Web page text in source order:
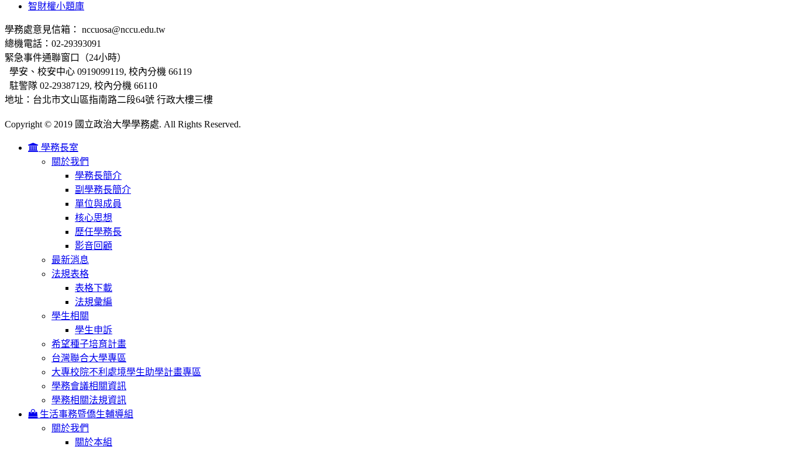
智財權小題庫
學務處意見信箱： nccuosa@nccu.edu.tw
總機電話：02-29393091
緊急事件通聯窗口（24小時）
學安、校安中心 0919099119, 校內分機 66119
駐警隊 02-29387129, 校內分機 66110
地址：台北市文山區指南路二段64號 行政大樓三樓
Copyright © 2019 國立政治大學學務處. All Rights Reserved.
學務長室
關於我們
學務長簡介
副學務長簡介
單位與成員
核心思想
歷任學務長
影音回顧
最新消息
法規表格
表格下載
法規彙編
學生相關
學生申訴
希望種子培育計畫
台灣聯合大學專區
大專校院不利處境學生助學計畫專區
學務會議相關資訊
學務相關法規資訊
生活事務暨僑生輔導組
關於我們
關於本組